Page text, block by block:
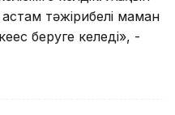
тәжірибелі маман
беруге келеді», -